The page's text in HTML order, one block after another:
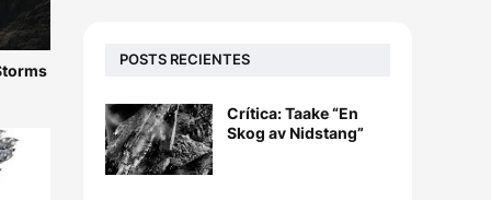
POSTS RECIENTES
Crítica: Taake “En
Skog av Nidstang”